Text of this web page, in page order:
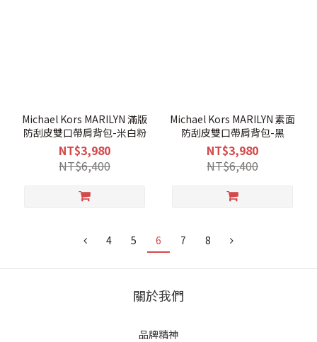
Michael Kors MARILYN 滿版
防刮皮雙口帶肩背包-米白粉
NT$3,980
NT$6,400
Michael Kors MARILYN 素面
防刮皮雙口帶肩背包-黑
NT$3,980
NT$6,400
4 5 6 7 8
關於我們
品牌精神